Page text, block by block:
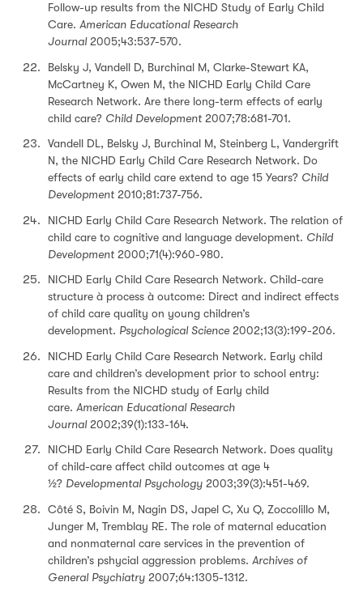
Follow-up results from the NICHD Study of Early Child
Care. American Educational Research
Journal 2005;43:537-570.
Belsky J, Vandell D, Burchinal M, Clarke-Stewart KA,
McCartney K, Owen M, the NICHD Early Child Care
Research Network. Are there long-term effects of early
child care? Child Development 2007;78:681-701.
Vandell DL, Belsky J, Burchinal M, Steinberg L, Vandergrift
N, the NICHD Early Child Care Research Network. Do
effects of early child care extend to age 15 Years? Child
Development 2010;81:737-756.
NICHD Early Child Care Research Network. The relation of
child care to cognitive and language development. Child
Development 2000;71(4):960-980.
NICHD Early Child Care Research Network. Child-care
structure à process à outcome: Direct and indirect effects
of child care quality on young children’s
development. Psychological Science 2002;13(3):199-206.
NICHD Early Child Care Research Network. Early child
care and children’s development prior to school entry:
Results from the NICHD study of Early child
care. American Educational Research
Journal 2002;39(1):133-164.
NICHD Early Child Care Research Network. Does quality
of child-care affect child outcomes at age 4
½? Developmental Psychology 2003;39(3):451-469.
Côté S, Boivin M, Nagin DS, Japel C, Xu Q, Zoccolillo M,
Junger M, Tremblay RE. The role of maternal education
and nonmaternal care services in the prevention of
children’s pshycial aggression problems. Archives of
General Psychiatry 2007;64:1305-1312.